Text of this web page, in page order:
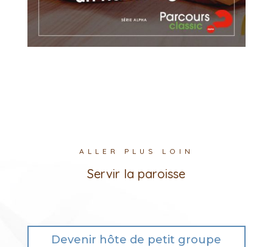
ALLER PLUS LOIN
Servir la paroisse
Devenir hôte de petit groupe